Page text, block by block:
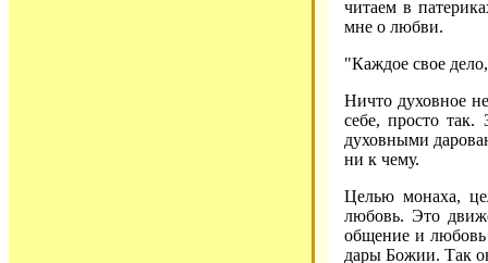
читаем в
мне о любви.
"Каждое свое
Ничто духовное
себе, просто так.
духовными
ни к чему.
Целью монаха,
любовь. Это
общение и любовь
дары Божии. Так